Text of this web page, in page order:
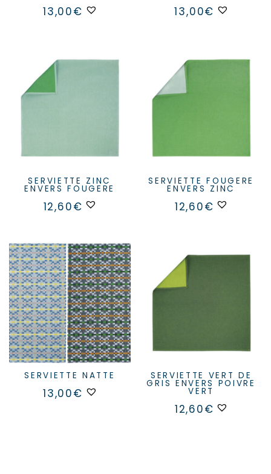
13,00€ 13,00€
SERVIETTE ZINC
ENVERS FOUGERE
12,60€
SERVIETTE FOUGERE
ENVERS ZINC
12,60€
SERVIETTE NATTE
13,00€
SERVIETTE VERT DE
GRIS ENVERS POIVRE
VERT
12,60€